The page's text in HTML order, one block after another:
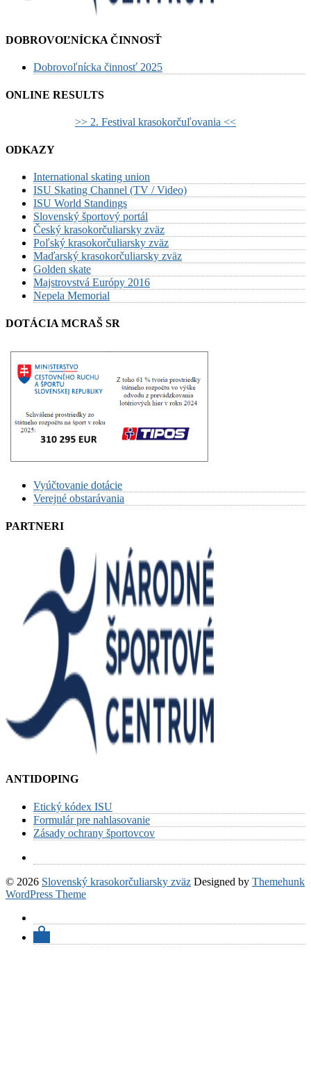
DOBROVOĽNÍCKA ČINNOSŤ
Dobrovoľnícka činnosť 2025
ONLINE RESULTS
>> 2. Festival krasokorčuľovania <<
ODKAZY
International skating union
ISU Skating Channel (TV / Video)
ISU World Standings
Slovenský športový portál
Český krasokorčuliarsky zväz
Poľský krasokorčuliarsky zväz
Maďarský krasokorčuliarsky zväz
Golden skate
Majstrovstvá Európy 2016
Nepela Memorial
DOTÁCIA MCRAŠ SR
Vyúčtovanie dotácie
Verejné obstarávania
PARTNERI
ANTIDOPING
Etický kódex ISU
Formulár pre nahlasovanie
Zásady ochrany športovcov
© 2026 Slovenský krasokorčuliarsky zväz Designed by Themehunk
WordPress Theme